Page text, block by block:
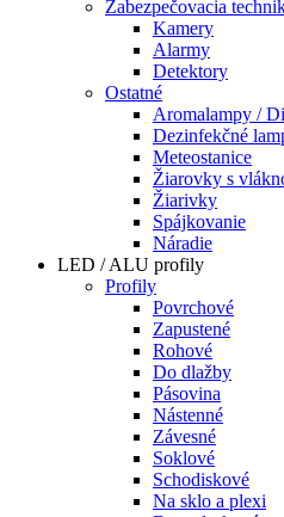
Zabezpečovacia
Kamery
Alarmy
Detektory
Ostatné
Aromalampy /
Dezinfekčné
Meteostanice
Žiarovky s
Žiarivky
Spájkovanie
Náradie
LED / ALU profily
Profily
Povrchové
Zapustené
Rohové
Do dlažby
Pásovina
Nástenné
Závesné
Soklové
Schodiskové
Na sklo a plexi